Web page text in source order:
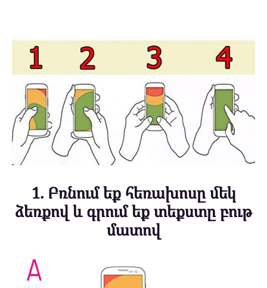
1. Բռնում եք հեռախոսը մեկ
ձեռքով և գրում եք տեքստը բութ
մատով